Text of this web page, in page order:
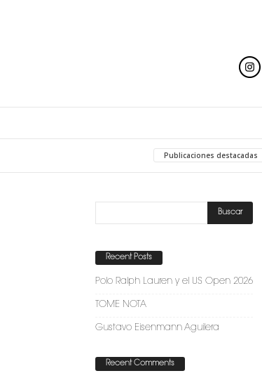
Publicaciones destacadas
Recent Posts
Polo Ralph Lauren y el US Open 2026
TOME NOTA
Gustavo Eisenmann Aguilera
Recent Comments